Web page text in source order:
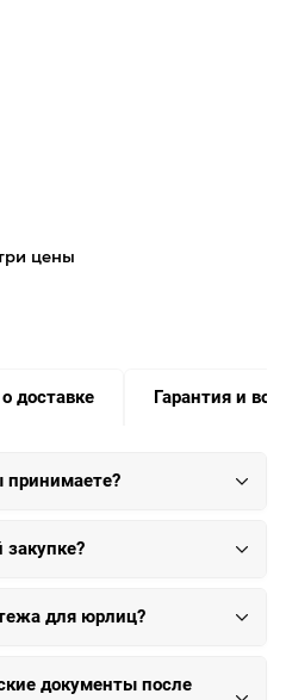
цены
доставке Гарантия и
закупке?
для юрлиц?
документы после